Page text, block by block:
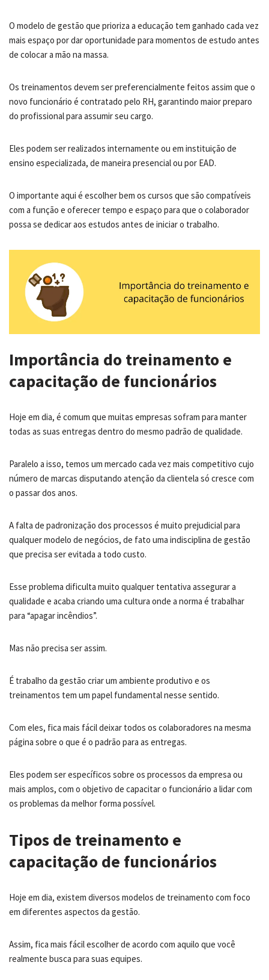
O modelo de gestão que prioriza a educação tem ganhado cada vez
mais espaço por dar oportunidade para momentos de estudo antes
de colocar a mão na massa.
Os treinamentos devem ser preferencialmente feitos assim que o
novo funcionário é contratado pelo RH, garantindo maior preparo
do profissional para assumir seu cargo.
Eles podem ser realizados internamente ou em instituição de
ensino especializada, de maneira presencial ou por EAD.
O importante aqui é escolher bem os cursos que são compatíveis
com a função e oferecer tempo e espaço para que o colaborador
possa se dedicar aos estudos antes de iniciar o trabalho.
Importância do treinamento e
capacitação de funcionários
Hoje em dia, é comum que muitas empresas sofram para manter
todas as suas entregas dentro do mesmo padrão de qualidade.
Paralelo a isso, temos um mercado cada vez mais competitivo cujo
número de marcas disputando atenção da clientela só cresce com
o passar dos anos.
A falta de padronização dos processos é muito prejudicial para
qualquer modelo de negócios, de fato uma indisciplina de gestão
que precisa ser evitada a todo custo.
Esse problema dificulta muito qualquer tentativa assegurar a
qualidade e acaba criando uma cultura onde a norma é trabalhar
para “apagar incêndios”.
Mas não precisa ser assim.
É trabalho da gestão criar um ambiente produtivo e os
treinamentos tem um papel fundamental nesse sentido.
Com eles, fica mais fácil deixar todos os colaboradores na mesma
página sobre o que é o padrão para as entregas.
Eles podem ser específicos sobre os processos da empresa ou
mais amplos, com o objetivo de capacitar o funcionário a lidar com
os problemas da melhor forma possível.
Tipos de treinamentoe
capacitação de funcionários
Hoje em dia, existem diversos modelos de treinamento com foco
em diferentes aspectos da gestão.
Assim, fica mais fácil escolher de acordo com aquilo que você
realmente busca para suas equipes.